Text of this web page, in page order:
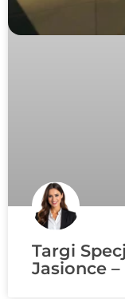
Targi
Jasionce –